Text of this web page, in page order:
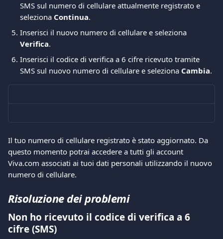
SMS sul numero di cellulare attualmente registrato e
seleziona Continua.
Inserisci il nuovo numero di cellulare e seleziona
Verifica.
Inserisci il codice di verifica a 6 cifre ricevuto tramite
SMS sul nuovo numero di cellulare e seleziona Cambia.
Il tuo numero di cellulare registrato è stato aggiornato. Da
questo momento potrai accedere a tutti gli account
Viva.com associati ai tuoi dati personali utilizzando il nuovo
numero di cellulare.
Risoluzione dei problemi
Non ho ricevuto il codice di verifica a 6
cifre (SMS)